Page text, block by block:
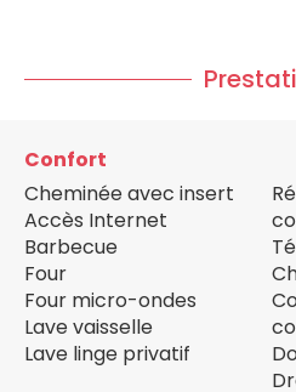
Confort
Cheminée avec insert
Accès Internet
Barbecue
Four
Four micro-ondes
Lave vaisselle
Lave linge privatif